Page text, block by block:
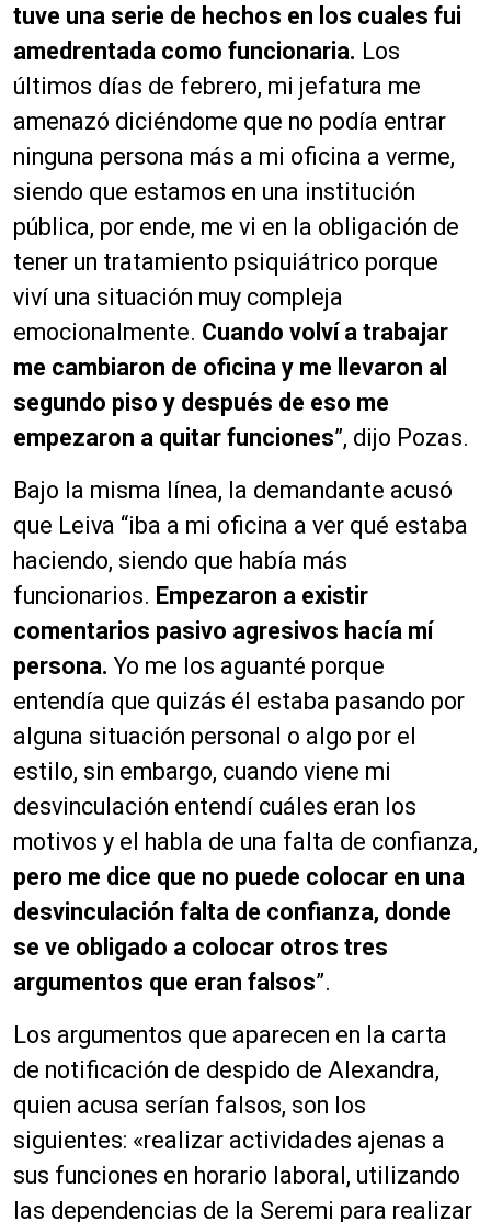
tuve una serie de hechos en los cuales fui
amedrentada como funcionaria. Los
últimos días de febrero, mi jefatura me
amenazó diciéndome que no podía entrar
ninguna persona más a mi oficina a verme,
siendo que estamos en una institución
pública, por ende, me vi en la obligación de
tener un tratamiento psiquiátrico porque
viví una situación muy compleja
emocionalmente. Cuando volví a trabajar
me cambiaron de oficina y me llevaron al
segundo piso y después de eso me
empezaron a quitar funciones”, dijo Pozas.
Bajo la misma línea, la demandante acusó
que Leiva “iba a mi oficina a ver qué estaba
haciendo, siendo que había más
funcionarios. Empezaron a existir
comentarios pasivo agresivos hacía mí
persona. Yo me los aguanté porque
entendía que quizás él estaba pasando por
alguna situación personal o algo por el
estilo, sin embargo, cuando viene mi
desvinculación entendí cuáles eran los
motivos y el habla de una falta de confianza,
pero me dice que no puede colocar en una
desvinculación falta de confianza, donde
se ve obligado a colocar otros tres
argumentos que eran falsos”.
Los argumentos que aparecen en la carta
de notificación de despido de Alexandra,
quien acusa serían falsos, son los
siguientes: «realizar actividades ajenas a
sus funciones en horario laboral, utilizando
las dependencias de la Seremi para realizar